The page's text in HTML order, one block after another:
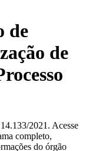
de
de
2021. Acesse
completo,
do órgão